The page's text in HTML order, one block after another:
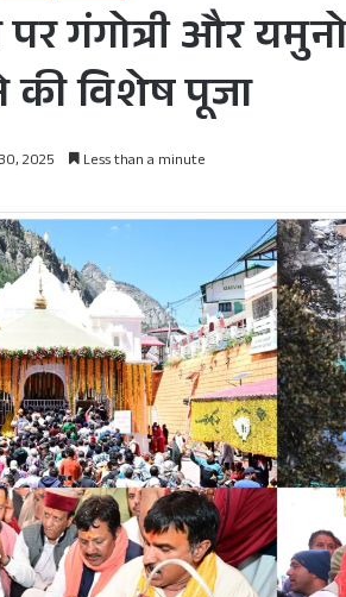
गंगोत्री और
की विशेष पूजा
2025 Less than a minute